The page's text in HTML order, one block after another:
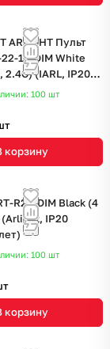
ARLIGHT Пульт
1G-DIM White
2.4G) (IARL, IP20
100 шт
корзину
R24-DIM Black (4
IP20
100 шт
корзину